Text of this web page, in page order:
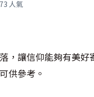
人氣
，讓信仰能夠有美好
供參考。